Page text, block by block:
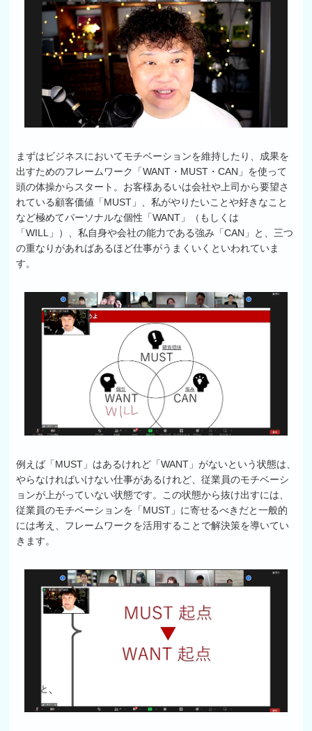
まずはビジネスにおいてモチベーションを維持したり、成果を
出すためのフレームワーク「WANT・MUST・CAN」を使って
頭の体操からスタート。お客様あるいは会社や上司から要望さ
れている顧客価値「MUST」、私がやりたいことや好きなこと
など極めてパーソナルな個性「WANT」（もしくは
「WILL」）、私自身や会社の能力である強み「CAN」と、三つ
の重なりがあればあるほど仕事がうまくいくといわれていま
す。
例えば「MUST」はあるけれど「WANT」がないという状態は、
やらなければいけない仕事があるけれど、従業員のモチベーシ
ョンが上がっていない状態です。この状態から抜け出すには、
従業員のモチベーションを「MUST」に寄せるべきだと一般的
には考え、フレームワークを活用することで解決策を導いてい
きます。